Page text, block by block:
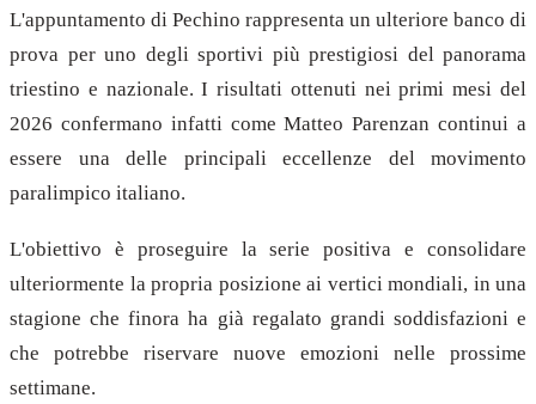
L'appuntamento di Pechino rappresenta un ulteriore banco di
prova per uno degli sportivi più prestigiosi del panorama
triestino e nazionale. I risultati ottenuti nei primi mesi del
2026 confermano infatti come Matteo Parenzan continui a
essere una delle principali eccellenze del movimento
paralimpico italiano.
L'obiettivo è proseguire la serie positiva e consolidare
ulteriormente la propria posizione ai vertici mondiali, in una
stagione che finora ha già regalato grandi soddisfazioni e
che potrebbe riservare nuove emozioni nelle prossime
settimane.